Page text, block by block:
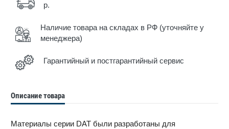
р.
Наличие товара на складах в РФ (уточняйте у
менеджера)
Гарантийный и постгарантийный сервис
Описание товара
Материалы серии DAT были разработаны для